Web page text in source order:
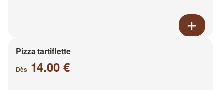
Pizza tartiflette
Dès 14.00 €